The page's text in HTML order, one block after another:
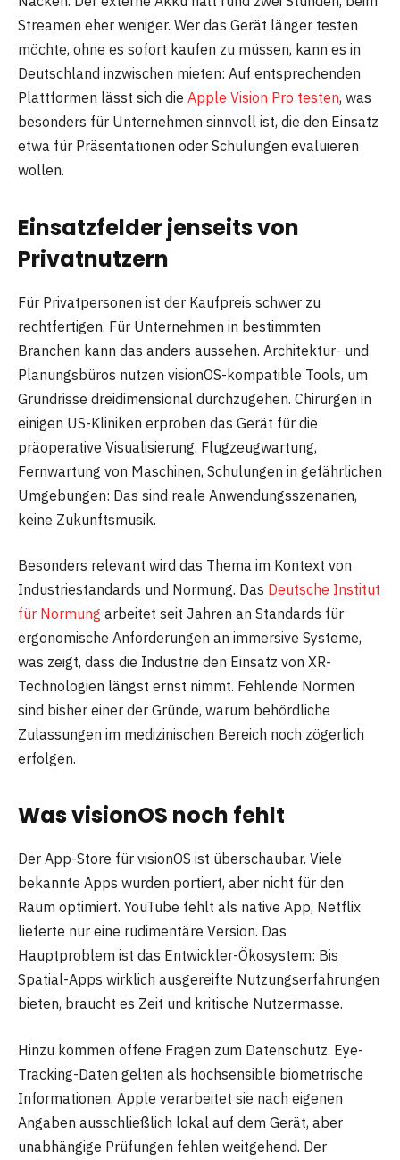
Streamen eher weniger. Wer das Gerät länger testen
möchte, ohne es sofort kaufen zu müssen, kann es in
Deutschland inzwischen mieten: Auf entsprechenden
Plattformen lässt sich die Apple Vision Pro testen, was
besonders für Unternehmen sinnvoll ist, die den Einsatz
etwa für Präsentationen oder Schulungen evaluieren
wollen.
Einsatzfelder jenseits von
Privatnutzern
Für Privatpersonen ist der Kaufpreis schwer zu
rechtfertigen. Für Unternehmen in bestimmten
Branchen kann das anders aussehen. Architektur- und
Planungsbüros nutzen visionOS-kompatible Tools, um
Grundrisse dreidimensional durchzugehen. Chirurgen in
einigen US-Kliniken erproben das Gerät für die
präoperative Visualisierung. Flugzeugwartung,
Fernwartung von Maschinen, Schulungen in gefährlichen
Umgebungen: Das sind reale Anwendungsszenarien,
keine Zukunftsmusik.
Besonders relevant wird das Thema im Kontext von
Industriestandards und Normung. Das Deutsche Institut
für Normung arbeitet seit Jahren an Standards für
ergonomische Anforderungen an immersive Systeme,
was zeigt, dass die Industrie den Einsatz von XR-
Technologien längst ernst nimmt. Fehlende Normen
sind bisher einer der Gründe, warum behördliche
Zulassungen im medizinischen Bereich noch zögerlich
erfolgen.
Was visionOS noch fehlt
Der App-Store für visionOS ist überschaubar. Viele
bekannte Apps wurden portiert, aber nicht für den
Raum optimiert. YouTube fehlt als native App, Netflix
lieferte nur eine rudimentäre Version. Das
Hauptproblem ist das Entwickler-Ökosystem: Bis
Spatial-Apps wirklich ausgereifte Nutzungserfahrungen
bieten, braucht es Zeit und kritische Nutzermasse.
Hinzu kommen offene Fragen zum Datenschutz. Eye-
Tracking-Daten gelten als hochsensible biometrische
Informationen. Apple verarbeitet sie nach eigenen
Angaben ausschließlich lokal auf dem Gerät, aber
unabhängige Prüfungen fehlen weitgehend. Der